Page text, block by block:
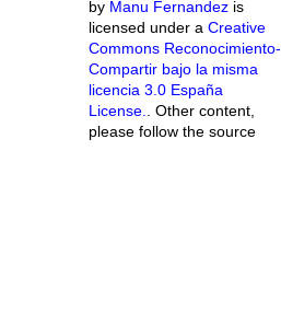
by Manu Fernandez is
licensed under a Creative
Commons Reconocimiento-
Compartir bajo la misma
licencia 3.0 España
License.
. Other content,
please follow the source